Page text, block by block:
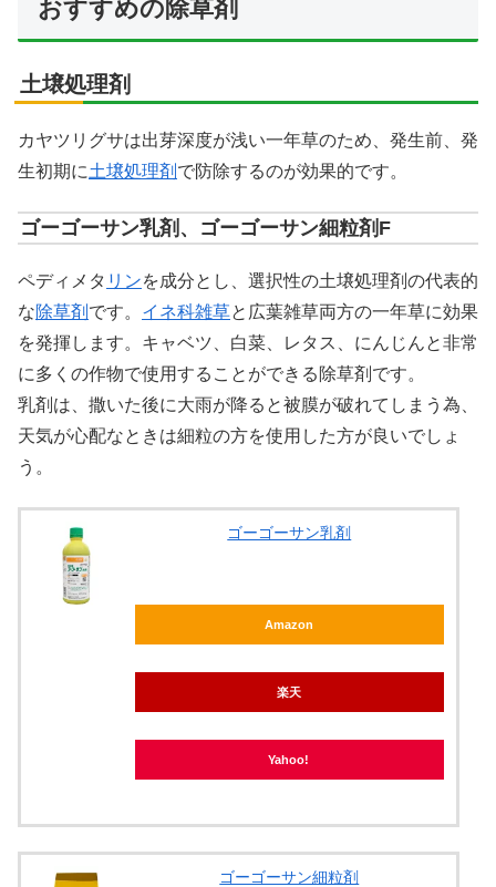
おすすめの除草剤
土壌処理剤
カヤツリグサは出芽深度が浅い一年草のため、発生前、発
生初期に土壌処理剤 で防除するのが効果的です。
ゴーゴーサン乳剤、ゴーゴーサン細粒剤F
ペディメタ リンを成分とし、選択性の土壌処理剤の代表的
な除草剤 です。 イネ科雑草と広葉雑草両方の一年草に効果
を発揮します。キャベツ、白菜、レタス、にんじんと非常
に多くの作物で使用することができる除草剤です。
乳剤は、撒いた後に大雨が降ると被膜が破れてしまう為、
天気が心配なときは細粒の方を使用した方が良いでしょ
う。
ゴーゴーサン乳剤
Amazon
楽天
Yahoo!
ゴーゴーサン細粒剤